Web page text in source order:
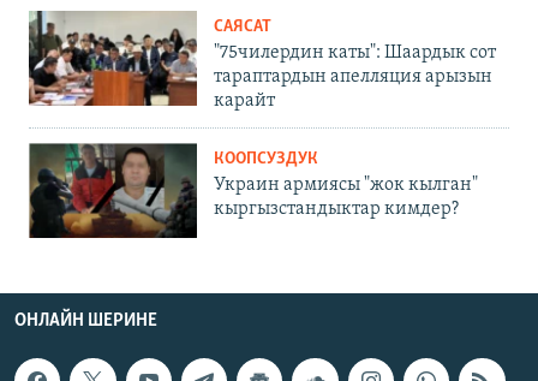
САЯСАТ
"75чилердин каты": Шаардык сот
тараптардын апелляция арызын
карайт
КООПСУЗДУК
Украин армиясы "жок кылган"
кыргызстандыктар кимдер?
ОНЛАЙН ШЕРИНЕ